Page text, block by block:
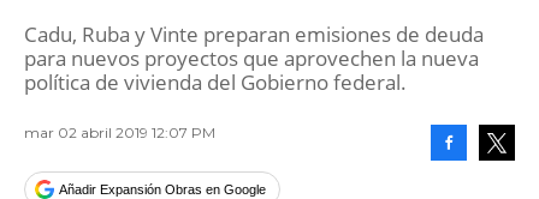
Cadu, Ruba y Vinte preparan emisiones de deuda
para nuevos proyectos que aprovechen la nueva
política de vivienda del Gobierno federal.
mar 02 abril 2019 12:07 PM
Añadir Expansión Obras en Google